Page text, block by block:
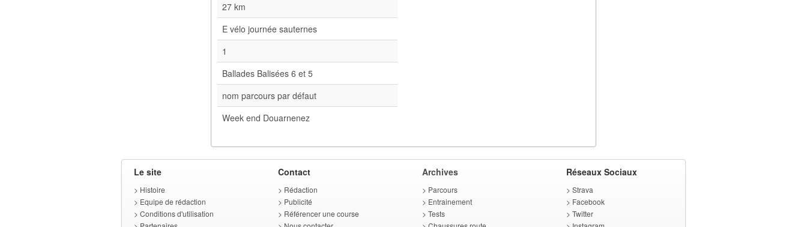
27 km
E vélo journée sauternes
1
Ballades Balisées 6 et 5
nom parcours par défaut
Week end Douarnenez
Le site
> Histoire
> Equipe de rédaction
> Conditions d'utilisation
Contact
> Rédaction
> Publicité
> Référencer une course
Archives
> Parcours
> Entrainement
> Tests
Réseaux Sociaux
> Strava
> Facebook
> Twitter